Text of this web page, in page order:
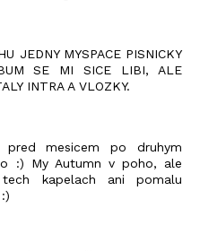
JEDNY MYSPACE PISNICKY
SE MI SICE LIBI, ALE
INTRA A VLOZKY.
mesicem po druhym
:) My Autumn v poho, ale
kapelach ani pomalu